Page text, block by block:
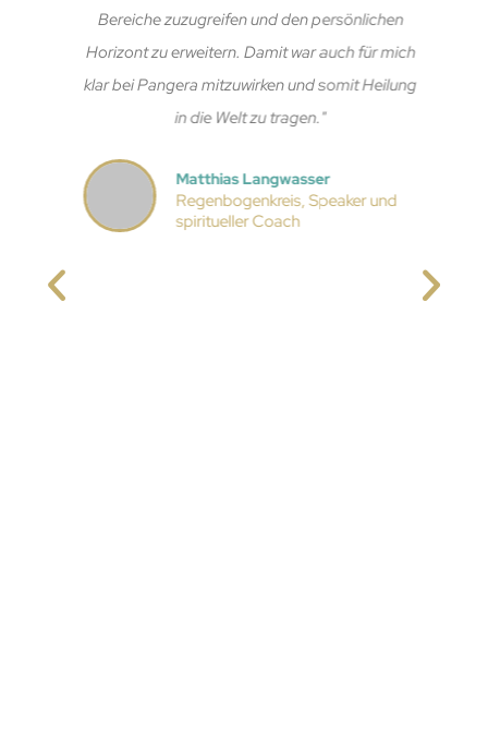
Bereiche zuzugreifen und den persönlichen
Horizont zu erweitern. Damit war auch für mich
klar bei Pangera mitzuwirken und somit Heilung
in die Welt zu tragen."
Matthias Langwasser
Regenbogenkreis, Speaker und
spiritueller Coach